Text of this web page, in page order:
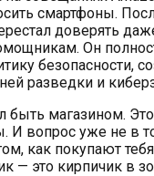
смартфоны.
доверять
Он
безопасности,
разведки и
быть магазином.
И вопрос уже не в
как покупают
— это кирпичик в